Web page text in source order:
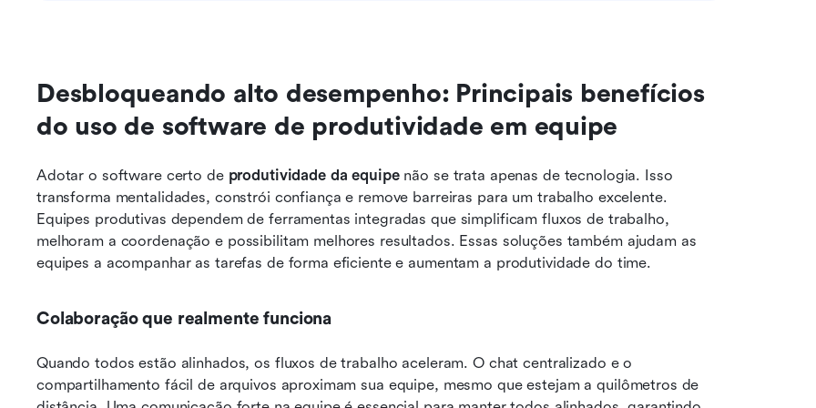
Desbloqueando alto desempenho: Principais benefícios
do uso de software de produtividade em equipe
Adotar o software certo de produtividade da equipe não se trata apenas de tecnologia. Isso
transforma mentalidades, constrói confiança e remove barreiras para um trabalho excelente.
Equipes produtivas dependem de ferramentas integradas que simplificam fluxos de trabalho,
melhoram a coordenação e possibilitam melhores resultados. Essas soluções também ajudam as
equipes a acompanhar as tarefas de forma eficiente e aumentam a produtividade do time.
Colaboração que realmente funciona
Quando todos estão alinhados, os fluxos de trabalho aceleram. O chat centralizado e o
compartilhamento fácil de arquivos aproximam sua equipe, mesmo que estejam a quilômetros de